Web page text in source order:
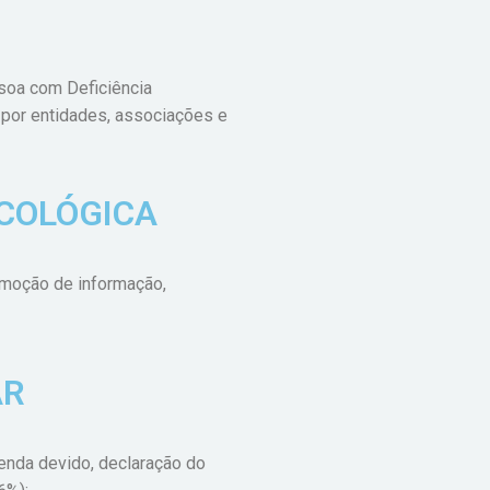
com Deficiência
entidades, associações e
de informação,
devido, declaração do